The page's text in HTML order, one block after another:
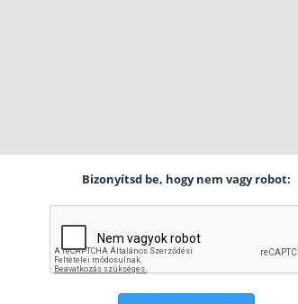
Bizonyítsd be, hogy nem vagy robot: